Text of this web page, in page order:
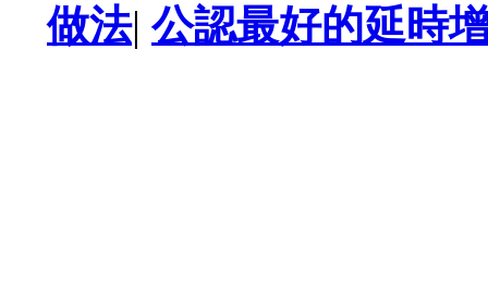
做法| 公認最好的延時